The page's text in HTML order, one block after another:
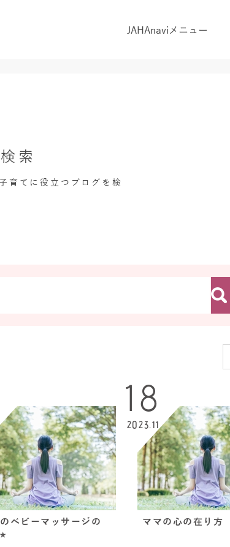
JAHAnaviメニュー
索
育てに役立つブログを検
ベビーマッサージの
18
2023.11
ママの心の在り方